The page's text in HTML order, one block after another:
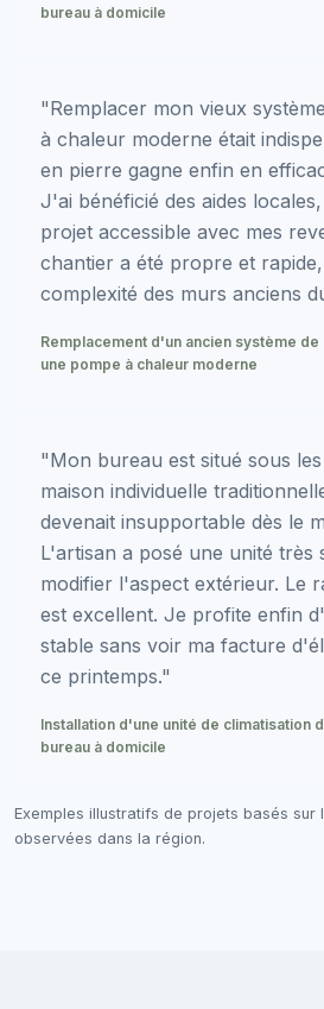
bureau à domicile
"Remplacer mon vieux
à chaleur moderne était
en pierre gagne enfin en
J'ai bénéficié des aides
projet accessible avec mes
chantier a été propre et
complexité des murs anciens
Remplacement d'un ancien système
une pompe à chaleur moderne
"Mon bureau est situé sous
maison individuelle
devenait insupportable dès le
L'artisan a posé une unité très
modifier l'aspect extérieur. Le
est excellent. Je profite enfin
stable sans voir ma facture
ce printemps."
Installation d'une unité de climatisation
bureau à domicile
Exemples illustratifs de projets basés sur
observées dans la région.